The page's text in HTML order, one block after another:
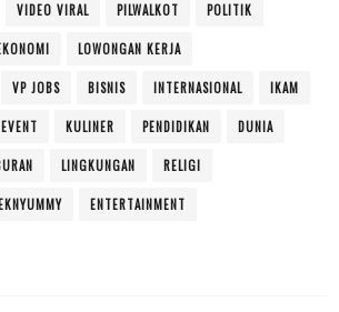
VIDEO VIRAL PILWALKOT POLITIK
LOWONGAN KERJA
VP JOBS BISNIS INTERNASIONAL IKAM
EVENT KULINER PENDIDIKAN DUNIA
LINGKUNGAN RELIGI
ENTERTAINMENT